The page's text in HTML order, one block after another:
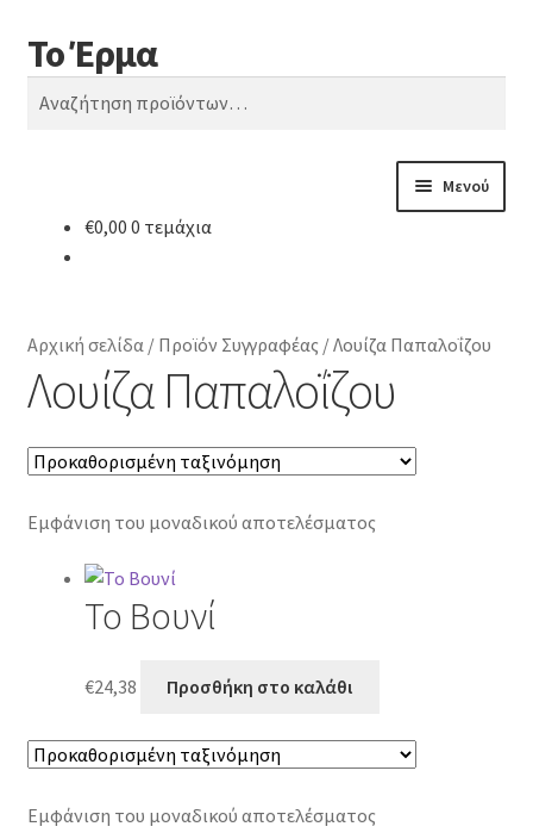
Απευθείας
μετάβαση
στην
Μετάβαση
σε
περιεχόμενο
Το Έρμα
Αναζήτηση
Αναζήτηση
Μενού
Κατηγορίες Βιβλίων
€0,00 0 τεμάχια
Αρχική σελίδα/ Προϊόν Συγγραφέας /Λουίζα Παπαλοΐζου
Λουίζα Παπαλοΐζου
Εμφάνιση του μοναδικού αποτελέσματος
Το Βουνί
€24,38 Προσθήκη στο καλάθι
Εμφάνιση του μοναδικού αποτελέσματος